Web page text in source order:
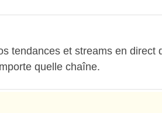
tendances et streams en direct
quelle chaîne.